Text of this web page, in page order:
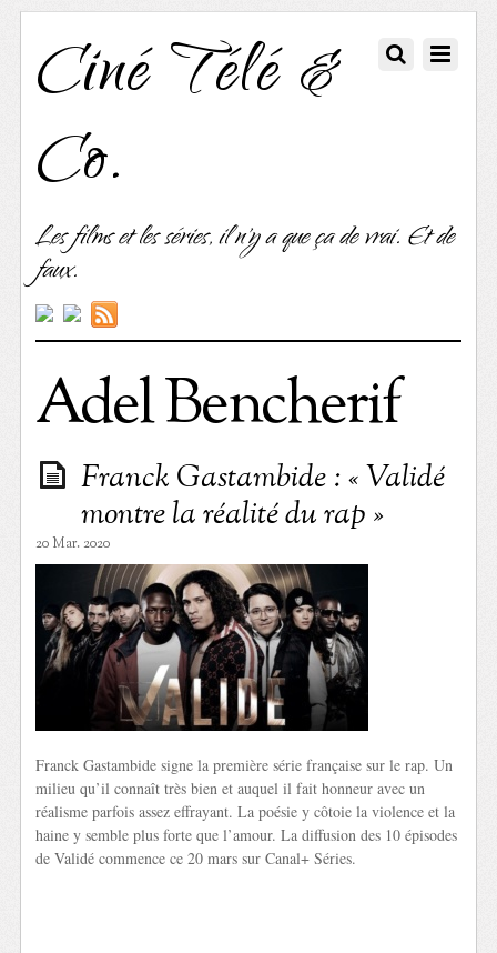
Ciné Télé &
Co.
Les films et les séries, il n'y a que ça de vrai. Et de
faux.
Adel Bencherif
Franck Gastambide : « Validé
montre la réalité du rap »
20 Mar. 2020
Franck Gastambide signe la première série française sur le rap. Un
milieu qu’il connaît très bien et auquel il fait honneur avec un
réalisme parfois assez effrayant. La poésie y côtoie la violence et la
haine y semble plus forte que l’amour. La diffusion des 10 épisodes
de Validé commence ce 20 mars sur Canal+ Séries.